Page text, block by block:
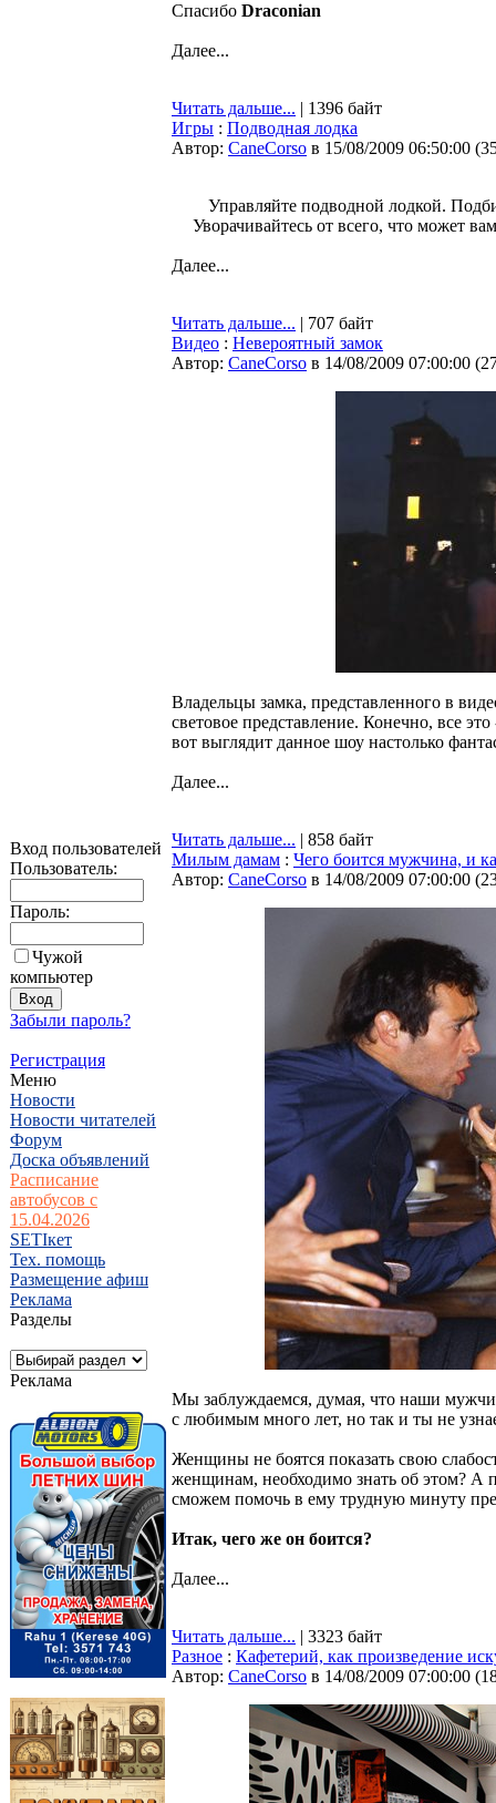
Вход пользователей
Пользователь:
Пароль:
Чужой
компьютер
Забыли пароль?
Регистрация
Меню
Новости
Новости читателей
Форум
Доска объявлений
Расписание
автобусов с
15.04.2026
SETIкет
Тех. помощь
Размещение афиш
Реклама
Разделы
Реклама
Спасибо Draconian
Далее...
Читать дальше... | 1396 байт
Игры : Подводная лодка
Автор: CaneCorso в 15/08/2009 06:50:00 (
Управляйте подводной лодкой.
Уворачивайтесь от всего, что может
Далее...
Читать дальше... | 707 байт
Видео : Невероятный замок
Автор: CaneCorso в 14/08/2009 07:00:00 (
Владельцы замка, представленного в
световое представление. Конечно, все
вот выглядит данное шоу настолько
Далее...
Читать дальше... | 858 байт
Милым дамам : Чего боится мужчина, и
Автор: CaneCorso в 14/08/2009 07:00:00 (
Мы заблуждаемся, думая, что наши
с любимым много лет, но так и ты не
Женщины не боятся показать свою
женщинам, необходимо знать об этом? А
сможем помочь в ему трудную минуту
Итак, чего же он боится?
Далее...
Читать дальше... | 3323 байт
Разное : Кафетерий, как произведение
Автор: CaneCorso в 14/08/2009 07:00:00 (